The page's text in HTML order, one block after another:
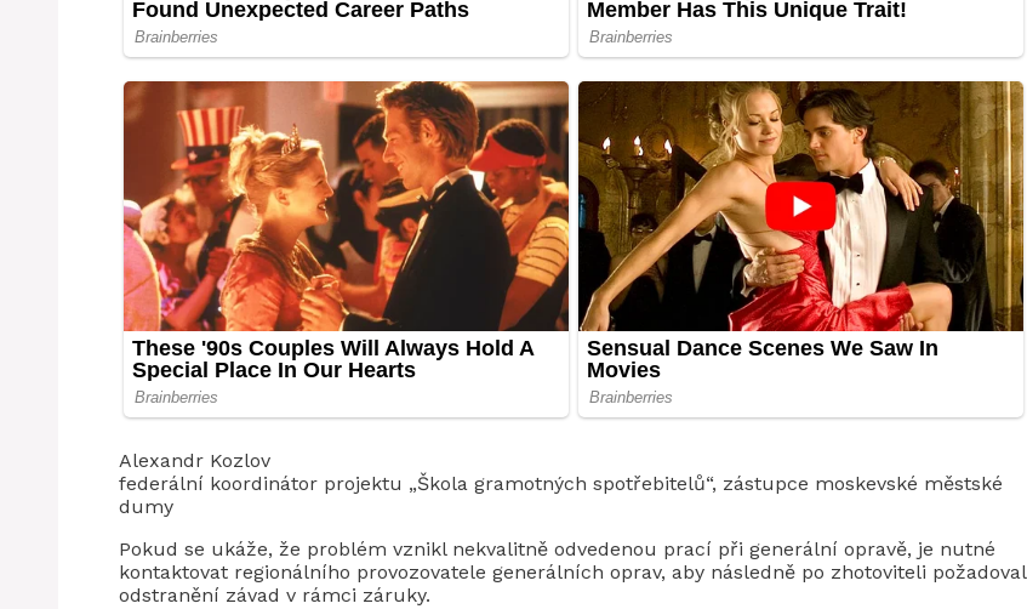
Alexandr Kozlov
federální koordinátor projektu „Škola gramotných spotřebitelů“, zástupce moskevské městské
dumy
Pokud se ukáže, že problém vznikl nekvalitně odvedenou prací při generální opravě, je nutné
kontaktovat regionálního provozovatele generálních oprav, aby následně po zhotoviteli požadoval
odstranění závad v rámci záruky.